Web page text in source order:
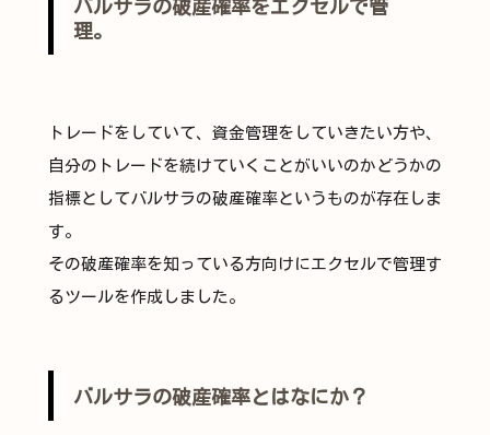
バルサラの破産確率をエクセルで管
理。
トレードをしていて、資金管理をしていきたい方や、
自分のトレードを続けていくことがいいのかどうかの
指標としてバルサラの破産確率というものが存在しま
す。
その破産確率を知っている方向けにエクセルで管理す
るツールを作成しました。
バルサラの破産確率とはなにか？